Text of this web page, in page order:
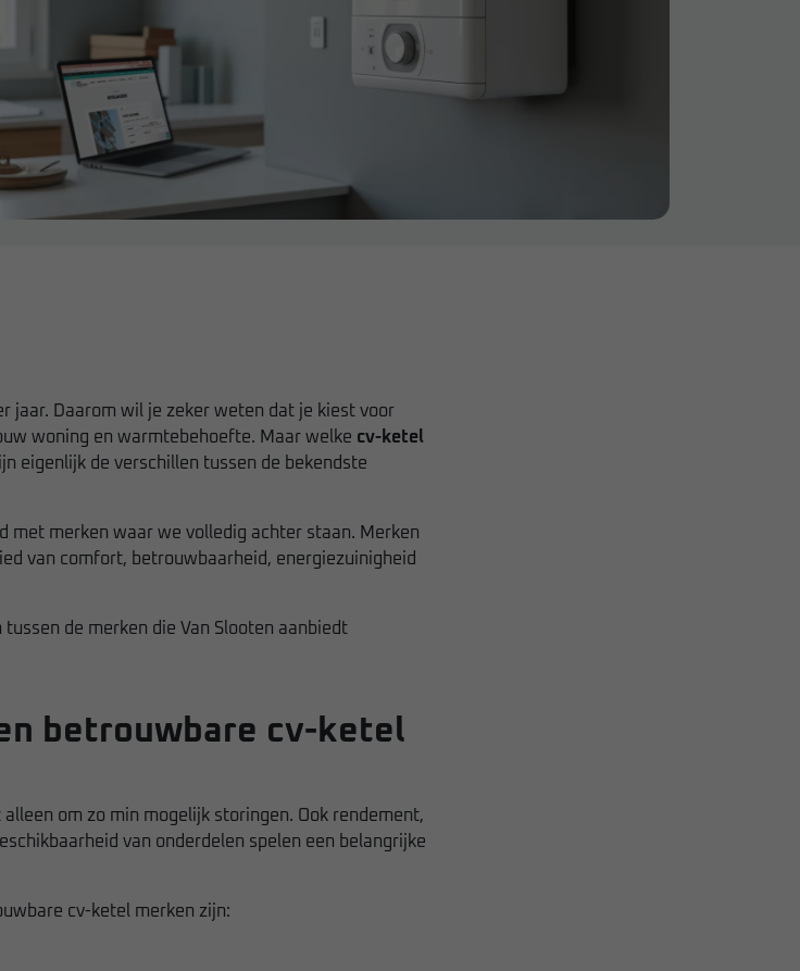
jaar. Daarom wil je zeker weten dat je kiest voor
woning en warmtebehoefte. Maar welke cv-ketel
eigenlijk de verschillen tussen de bekendste
met merken waar we volledig achter staan. Merken
van comfort, betrouwbaarheid, energiezuinigheid
de merken die Van Slooten aanbiedt
betrouwbare cv-ketel
om zo min mogelijk storingen. Ook rendement,
van onderdelen spelen een belangrijke
cv-ketel merken zijn: